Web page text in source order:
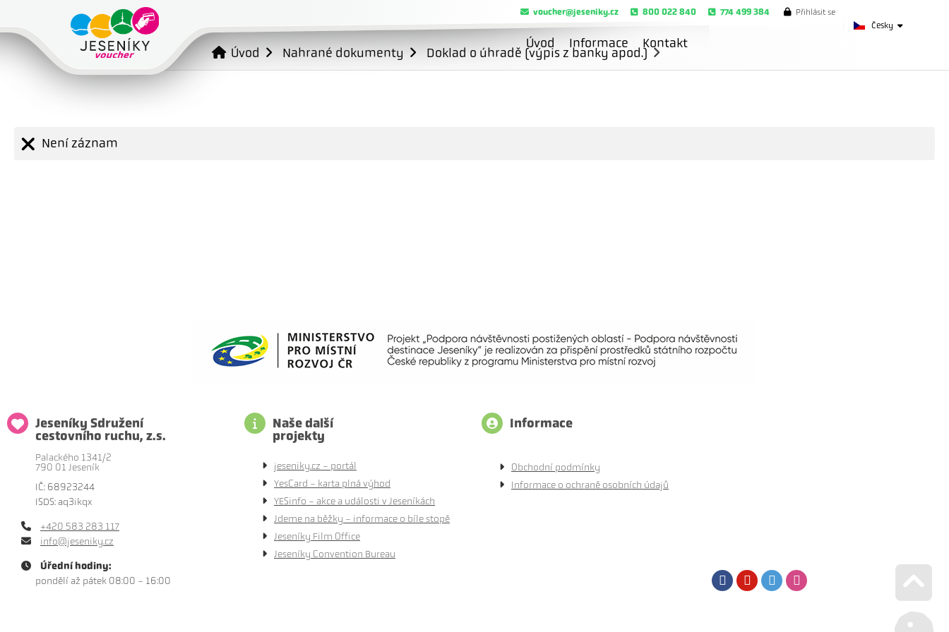
Česky
voucher@jeseniky.cz 800 022 840 774 499 384 Přihlásit se
Úvod Informace Kontakt
Úvod Nahrané dokumenty Doklad o úhradě (výpis z banky apod.)
Není záznam
Jeseníky Sdružení
cestovního ruchu, z.s.
Palackého 1341/2
790 01 Jeseník
IČ: 68923244
ISDS: aq3ikqx
+420 583 283 117
info@jeseniky.cz
Úřední hodiny:
pondělí až pátek 08:00 - 16:00
Naše další
projekty
jeseniky.cz - portál
YesCard - karta plná výhod
YESinfo - akce a události v Jeseníkách
Jdeme na běžky - informace o bíle stopě
Jeseníky Film Office
Jeseníky Convention Bureau
Informace
Obchodní podmínky
Informace o ochraně osobních údajů
FacebookYoutubeTwitter
Go